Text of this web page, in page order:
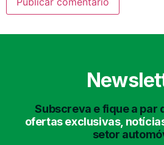
Subscreva e fique a par
ofertas exclusivas,
setor
Lavagem Manual
Lavagem de Chassis